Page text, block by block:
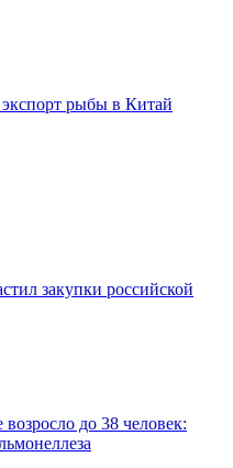
рыбы в Китай
закупки российской
до 38 человек: